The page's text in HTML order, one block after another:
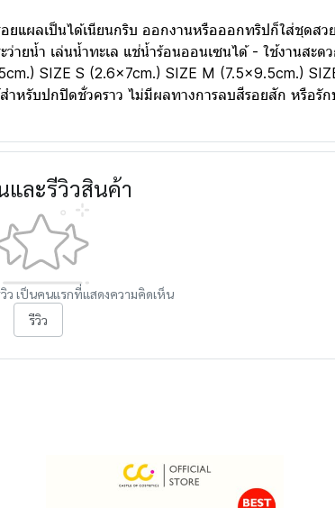
แผลเป็นได้เนียนกริบ ออกงานหรือออกทริปก็ใส่ชุดส
ยน้ำ เล่นน้ำทะเล แช่น้ำร้อนออนเซนได้ - ใช้งานสะด
SIZE S (2.6x7cm.) SIZE M (7.5x9.5cm.)
บปกปิดชั่วคราว ไม่มีผลทางการลบสีรอยสัก หรือรัก
ละรีวิวสินค้า
ว เป็นคนแรกที่แสดงความคิดเห็น
รีวิว